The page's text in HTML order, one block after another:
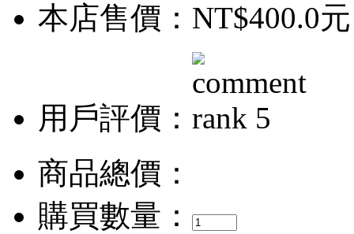
本店售價： NT$400.0元
用戶評價：
商品總價：
購買數量：